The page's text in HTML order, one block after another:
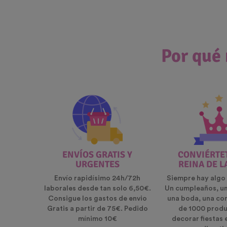
Por
ENVÍOS GRATIS Y
URGENTES
Envío rapidísimo 24h/72h
laborales desde tan solo 6,50€.
Consigue los gastos de envio
Gratis a partir de 75€. Pedido
mínimo 10€
REINA DE
Siempre hay
Un cumpleaños,
una boda, una
de 1000
decorar fiestas